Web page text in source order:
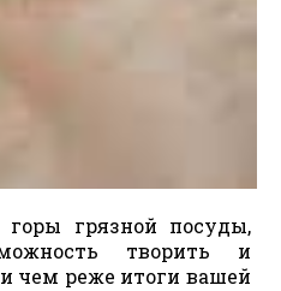
грязной посуды,
творить и
чем реже итоги вашей